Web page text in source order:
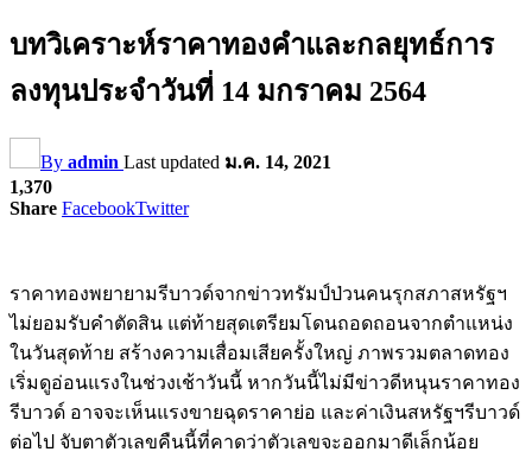
บทวิเคราะห์ราคาทองคำและกลยุทธ์การ
ลงทุนประจำวันที่ 14 มกราคม 2564
By admin Last updated ม.ค. 14, 2021
1,370
Share FacebookTwitter
ราคาทองพยายามรีบาวด์จากข่าวทรัมป์ป่วนคนรุกสภาสหรัฐฯ
ไม่ยอมรับคำตัดสิน แต่ท้ายสุดเตรียมโดนถอดถอนจากตำแหน่ง
ในวันสุดท้าย สร้างความเสื่อมเสียครั้งใหญ่ ภาพรวมตลาดทอง
เริ่มดูอ่อนแรงในช่วงเช้าวันนี้ หากวันนี้ไม่มีข่าวดีหนุนราคาทอง
รีบาวด์ อาจจะเห็นแรงขายฉุดราคาย่อ และค่าเงินสหรัฐฯรีบาวด์
ต่อไป จับตาตัวเลขคืนนี้ที่คาดว่าตัวเลขจะออกมาดีเล็กน้อย